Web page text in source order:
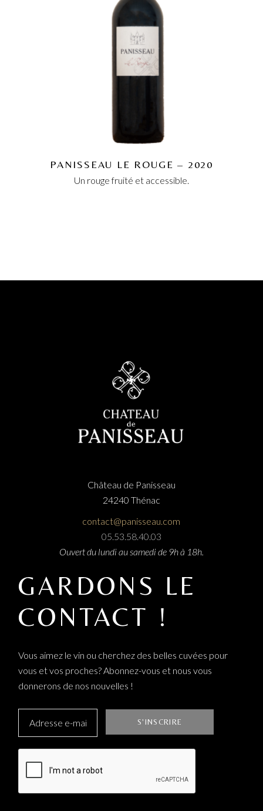
PANISSEAU LE ROUGE – 2020
Un rouge fruité et accessible.
Château de Panisseau
24240 Thénac
contact@panisseau.com
05.53.58.40.03
Ouvert du lundi au samedi de 9h à 18h.
GARDONS LE
CONTACT !
Vous aimez le vin ou cherchez des belles cuvées pour
vous et vos proches? Abonnez-vous et nous vous
donnerons de nos nouvelles !